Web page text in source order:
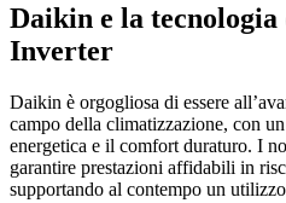
Daikin e la
Inverter
Daikin è orgogliosa di essere
campo della climatizzazione, con
energetica e il comfort duraturo. I
garantire prestazioni affidabili in
supportando al contempo un